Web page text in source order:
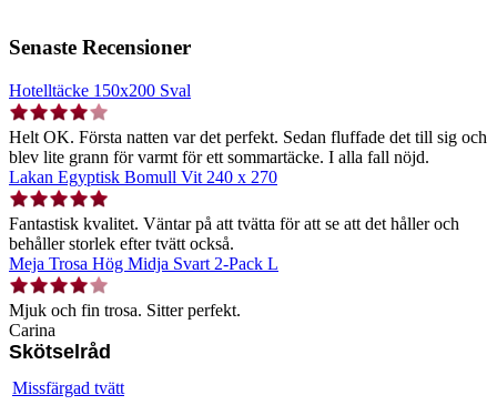
Senaste Recensioner
Hotelltäcke 150x200 Sval
Helt OK. Första natten var det perfekt. Sedan fluffade det till sig och
blev lite grann för varmt för ett sommartäcke. I alla fall nöjd.
Lakan Egyptisk Bomull Vit 240 x 270
Fantastisk kvalitet. Väntar på att tvätta för att se att det håller och
behåller storlek efter tvätt också.
Meja Trosa Hög Midja Svart 2-Pack L
Mjuk och fin trosa. Sitter perfekt.
Carina
Skötselråd
Missfärgad tvätt